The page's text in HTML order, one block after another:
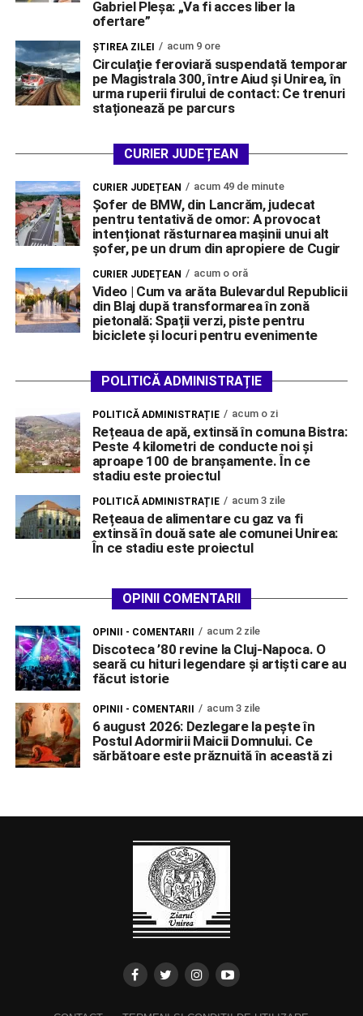
Gabriel Pleșa: „Va fi acces liber la
ofertare”
ŞTIREA ZILEI acum 9 ore
Circulație feroviară suspendată temporar
pe Magistrala 300, între Aiud și Unirea, în
urma ruperii firului de contact: Ce trenuri
staționează pe parcurs
CURIER JUDEȚEAN
CURIER JUDEȚEAN acum 49 de minute
Șofer de BMW, din Lancrăm, judecat
pentru tentativă de omor: A provocat
intenționat răsturnarea mașinii unui alt
șofer, pe un drum din apropiere de Cugir
CURIER JUDEȚEAN acum o oră
Video | Cum va arăta Bulevardul Republicii
din Blaj după transformarea în zonă
pietonală: Spații verzi, piste pentru
biciclete și locuri pentru evenimente
POLITICĂ ADMINISTRAȚIE
POLITICĂ ADMINISTRAȚIE acum o zi
Rețeaua de apă, extinsă în comuna Bistra:
Peste 4 kilometri de conducte noi și
aproape 100 de branșamente. În ce
stadiu este proiectul
POLITICĂ ADMINISTRAȚIE acum 3 zile
Rețeaua de alimentare cu gaz va fi
extinsă în două sate ale comunei Unirea:
În ce stadiu este proiectul
OPINII COMENTARII
OPINII - COMENTARII acum 2 zile
Discoteca ’80 revine la Cluj-Napoca. O
seară cu hituri legendare și artiști care au
făcut istorie
OPINII - COMENTARII acum 3 zile
6 august 2026: Dezlegare la pește în
Postul Adormirii Maicii Domnului. Ce
sărbătoare este prăznuită în această zi